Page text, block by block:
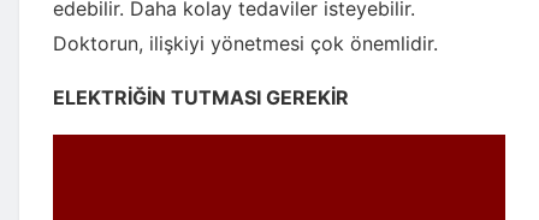
edebilir. Daha kolay tedaviler isteyebilir.
Doktorun, ilişkiyi yönetmesi çok önemlidir.
ELEKTRİĞİN TUTMASI GEREKİR